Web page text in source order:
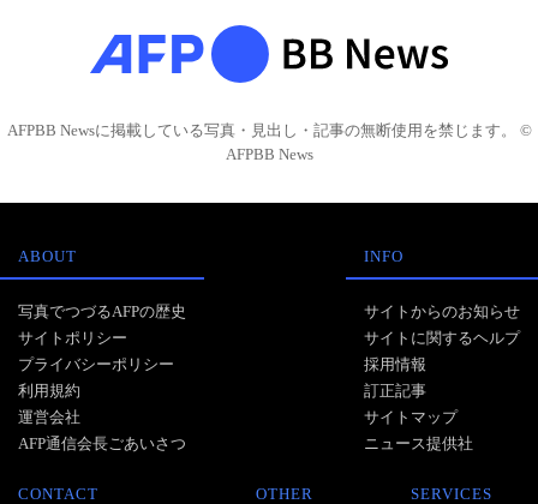
AFPBB Newsに掲載している写真・見出し・記事の無断使用を禁じます。 ©
AFPBB News
ABOUT
写真でつづるAFPの歴史
サイトポリシー
プライバシーポリシー
利用規約
運営会社
AFP通信会長ごあいさつ
INFO
サイトからのお知らせ
サイトに関するヘルプ
採用情報
訂正記事
サイトマップ
ニュース提供社
CONTACT OTHER SERVICES